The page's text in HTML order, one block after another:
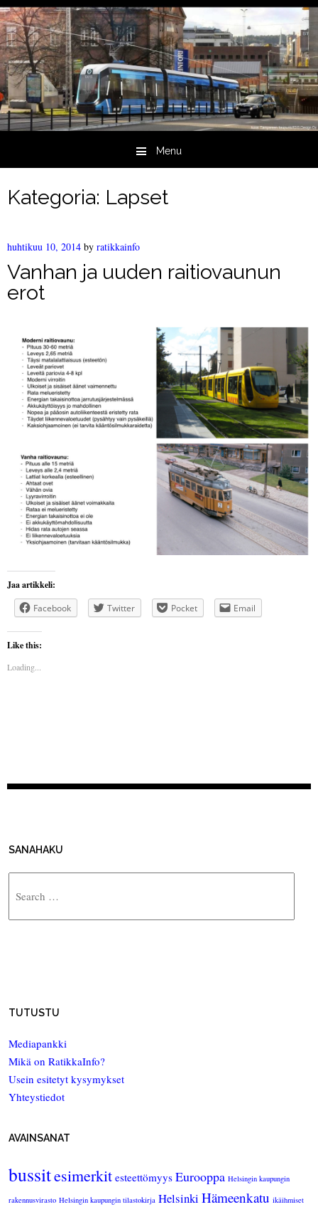
Menu
Kategoria: Lapset
huhtikuu 10, 2014 by ratikkainfo
Vanhan ja uuden raitiovaunun
erot
Jaa artikkeli:
Facebook
Twitter Pocket Email
Like this:
Loading...
SANAHAKU
TUTUSTU
Mediapankki
Mikä on RatikkaInfo?
Usein esitetyt kysymykset
Yhteystiedot
AVAINSANAT
bussitesimerkit esteettömyys Eurooppa Helsingin kaupungin
rakennusvirasto Helsingin kaupungin tilastokirja Helsinki Hämeenkatu ikäihmiset